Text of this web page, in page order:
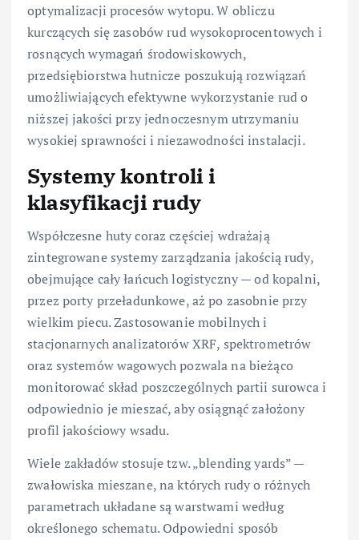
optymalizacji procesów wytopu. W obliczu
kurczących się zasobów rud wysokoprocentowych i
rosnących wymagań środowiskowych,
przedsiębiorstwa hutnicze poszukują rozwiązań
umożliwiających efektywne wykorzystanie rud o
niższej jakości przy jednoczesnym utrzymaniu
wysokiej sprawności i niezawodności instalacji.
Systemy kontroli i
klasyfikacji rudy
Współczesne huty coraz częściej wdrażają
zintegrowane systemy zarządzania jakością rudy,
obejmujące cały łańcuch logistyczny — od kopalni,
przez porty przeładunkowe, aż po zasobnie przy
wielkim piecu. Zastosowanie mobilnych i
stacjonarnych analizatorów XRF, spektrometrów
oraz systemów wagowych pozwala na bieżąco
monitorować skład poszczególnych partii surowca i
odpowiednio je mieszać, aby osiągnąć założony
profil jakościowy wsadu.
Wiele zakładów stosuje tzw. „blending yards” —
zwałowiska mieszane, na których rudy o różnych
parametrach układane są warstwami według
określonego schematu. Odpowiedni sposób